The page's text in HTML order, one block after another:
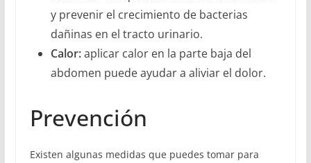
y prevenir el crecimiento de bacterias
dañinas en el tracto urinario.
Calor:aplicar calor en la parte baja del
abdomen puede ayudar a aliviar el dolor.
Prevención
Existen algunas medidas que puedes tomar para